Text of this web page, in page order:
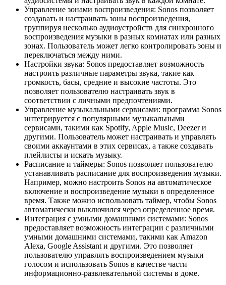
Управление зонами воспроизведения: Sonos позволяет
создавать и настраивать зоны воспроизведения,
группируя несколько аудиоустройств для синхронного
воспроизведения музыки в разных комнатах или разных
зонах. Пользователь может легко контролировать зоны и
переключаться между ними.
Настройки звука: Sonos предоставляет возможность
настроить различные параметры звука, такие как
громкость, басы, средние и высокие частоты. Это
позволяет пользователю настраивать звук в
соответствии с личными предпочтениями.
Управление музыкальными сервисами: программа Sonos
интегрируется с популярными музыкальными
сервисами, такими как Spotify, Apple Music, Deezer и
другими. Пользователь может настраивать и управлять
своими аккаунтами в этих сервисах, а также создавать
плейлисты и искать музыку.
Расписание и таймеры: Sonos позволяет пользователю
устанавливать расписание для воспроизведения музыки.
Например, можно настроить Sonos на автоматическое
включение и воспроизведение музыки в определенное
время. Также можно использовать таймер, чтобы Sonos
автоматически выключился через определенное время.
Интеграция с умными домашними системами: Sonos
предоставляет возможность интеграции с различными
умными домашними системами, такими как Amazon
Alexa, Google Assistant и другими. Это позволяет
пользователю управлять воспроизведением музыки
голосом и использовать Sonos в качестве части
информационно-развлекательной системы в доме.